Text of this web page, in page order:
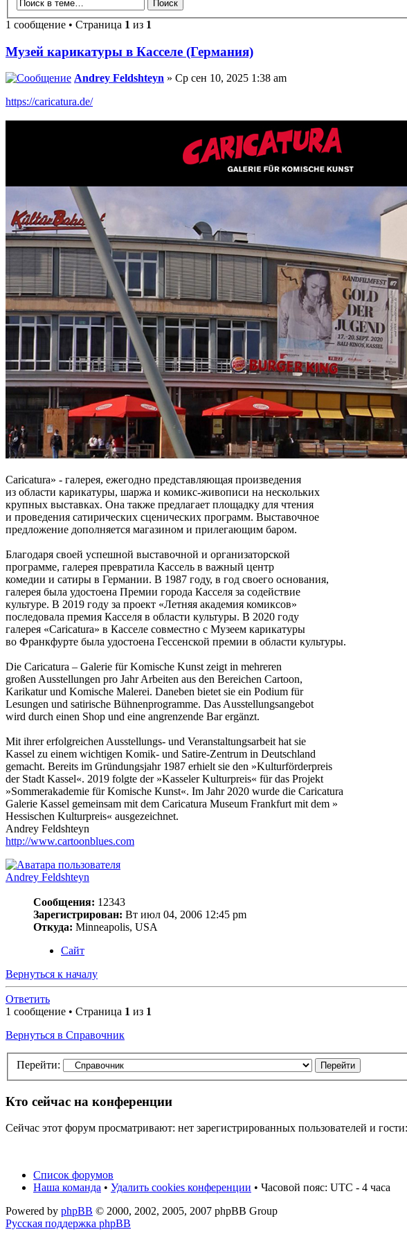
1 сообщение • Страница 1 из 1
Музей карикатуры в Касселе (Германия)
Andrey Feldshteyn » Ср сен 10, 2025 1:38 am
https://caricatura.de/
Caricatura» - галерея, ежегодно представляющая произведения
из области карикатуры, шаржа и комикс-живописи на нескольких
крупных выставках. Она также предлагает площадку для чтения
и проведения сатирических сценических программ. Выставочное
предложение дополняется магазином и прилегающим баром.
Благодаря своей успешной выставочной и организаторской
программе, галерея превратила Кассель в важный центр
комедии и сатиры в Германии. В 1987 году, в год своего основания,
галерея была удостоена Премии города Касселя за содействие
культуре. В 2019 году за проект «Летняя академия комиксов»
последовала премия Касселя в области культуры. В 2020 году
галерея «Caricatura» в Касселе совместно с Музеем карикатуры
во Франкфурте была удостоена Гессенской премии в области культуры.
Die Caricatura – Galerie für Komische Kunst zeigt in mehreren
großen Ausstellungen pro Jahr Arbeiten aus den Bereichen Cartoon,
Karikatur und Komische Malerei. Daneben bietet sie ein Podium für
Lesungen und satirische Bühnenprogramme. Das Ausstellungsangebot
wird durch einen Shop und eine angrenzende Bar ergänzt.
Mit ihrer erfolgreichen Ausstellungs- und Veranstaltungsarbeit hat sie
Kassel zu einem wichtigen Komik- und Satire-Zentrum in Deutschland
gemacht. Bereits im Gründungsjahr 1987 erhielt sie den »Kulturförderpreis
der Stadt Kassel«. 2019 folgte der »Kasseler Kulturpreis« für das Projekt
»Sommerakademie für Komische Kunst«. Im Jahr 2020 wurde die Caricatura
Galerie Kassel gemeinsam mit dem Caricatura Museum Frankfurt mit dem »
Hessischen Kulturpreis« ausgezeichnet.
Andrey Feldshteyn
http://www.cartoonblues.com
Andrey Feldshteyn
Сообщения: 12343
Зарегистрирован: Вт июл 04, 2006 12:45 pm
Откуда: Minneapolis, USA
Сайт
Вернуться к началу
Ответить
1 сообщение • Страница 1 из 1
Вернуться в Справочник
Перейти:
Кто сейчас на конференции
Сейчас этот форум просматривают: нет зарегистрированных пользователей и
Список форумов
Наша команда • Удалить cookies конференции • Часовой пояс: UTC - 4 часа
Powered by phpBB © 2000, 2002, 2005, 2007 phpBB Group
Русская поддержка phpBB